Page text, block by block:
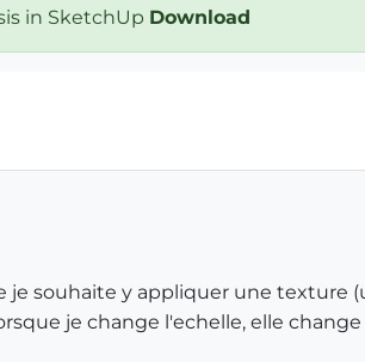
in SketchUp Download
souhaite y appliquer une texture
je change l'echelle, elle